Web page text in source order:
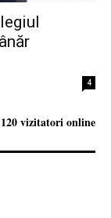
4
vizitatori online